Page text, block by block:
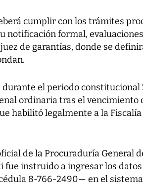
cumplir con los trámites
notificación formal,
de garantías, donde se
el periodo constitucional
ordinaria tras el vencimiento
habilitó legalmente a la
de la Procuraduría General
fue instruido a ingresar los
8-766-2490— en el